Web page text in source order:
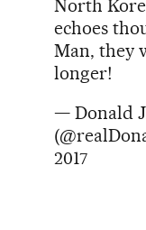
North
echoes
Man, they
longer!
— Donald
2017